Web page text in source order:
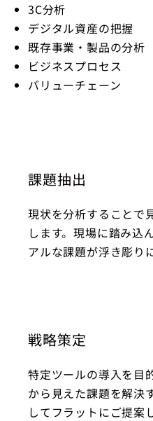
3C分析
デジタル資産の把握
既存事業・製品の分析
ビジネスプロセス
バリューチェーン
課題抽出
現状を分析することで
します。現場に踏み込
アルな課題が浮き彫り
戦略策定
特定ツールの導入を目
から見えた課題を解決
してフラットにご提案